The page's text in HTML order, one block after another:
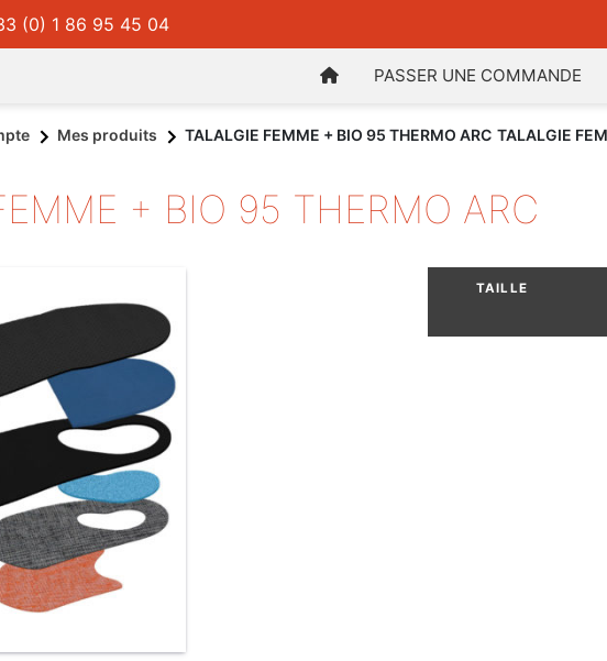
(0) 1 86 95 45 04
PASSER UNE COMMANDE
Mes produits TALALGIE FEMME + BIO 95 THERMO ARC TALALGIE
+ BIO 95 THERMO ARC
TAILLE